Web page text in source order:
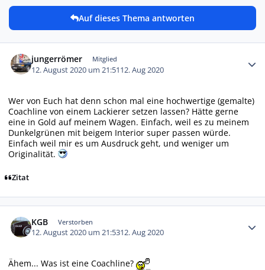
Auf dieses Thema antworten
jungerrömer Mitglied
12. August 2020 um 21:5112. Aug 2020
Wer von Euch hat denn schon mal eine hochwertige (gemalte)
Coachline von einem Lackierer setzen lassen? Hätte gerne
eine in Gold auf meinem Wagen. Einfach, weil es zu meinem
Dunkelgrünen mit beigem Interior super passen würde.
Einfach weil mir es um Ausdruck geht, und weniger um
Originalität.
Zitat
KGB Verstorben
12. August 2020 um 21:5312. Aug 2020
Ähem... Was ist eine Coachline?